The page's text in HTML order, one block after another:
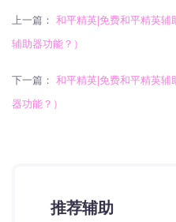
上一篇： 和平精英|免费和平精英辅
辅助器功能？）
下一篇： 和平精英|免费和平精英辅
器功能？）
推荐辅助